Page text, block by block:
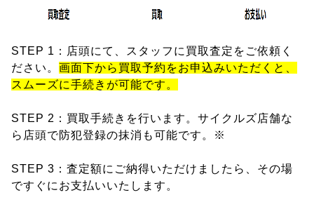
STEP 1：店頭にて、スタッフに買取査定をご依頼く
ださい。 画面下から買取予約をお申込みいただくと、
スムーズに手続きが可能です。
STEP 2：買取手続きを行います。サイクルズ店舗な
ら店頭で防犯登録の抹消も可能です。※
STEP 3：査定額にご納得いただけましたら、その場
ですぐにお支払いいたします。